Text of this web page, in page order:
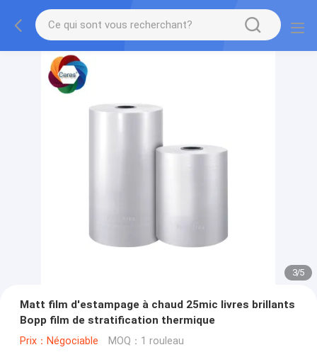
3/5
Matt film d'estampage à chaud 25mic livres brillants
Bopp film de stratification thermique
Prix：Négociable MOQ：1 rouleau